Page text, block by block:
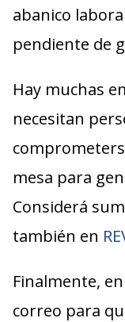
abanico
pendiente de
Hay muchas
necesitan
mesa para
Considerá
también en
Finalmente,
correo para